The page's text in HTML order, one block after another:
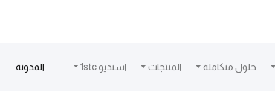
حلول متكاملة المنتجات استديو 1stc المدونة(current)